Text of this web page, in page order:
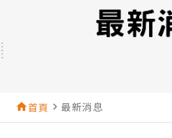
home首頁 navigate_next最新消息